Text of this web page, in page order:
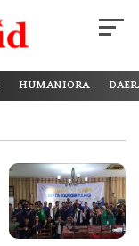
HUMANIORA